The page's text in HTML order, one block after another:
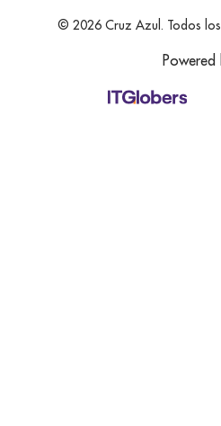
© 2026 Cruz Azul. Todos
Powered